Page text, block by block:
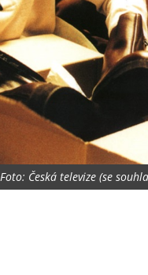
Foto: Česká televize (se